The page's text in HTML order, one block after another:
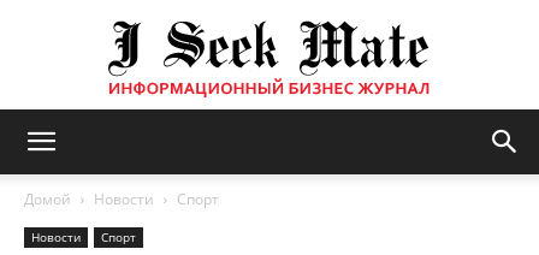
Домой Новости Спорт
Новости Спорт